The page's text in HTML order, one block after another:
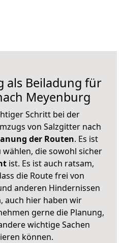
als Beiladung für
Meyenburg
Schritt bei der
von Salzgitter nach
der Routen. Es ist
die sowohl sicher
ist. Es ist auch ratsam,
die Route frei von
anderen Hindernissen
auch hier haben wir
gerne die Planung,
wichtige Sachen
können.